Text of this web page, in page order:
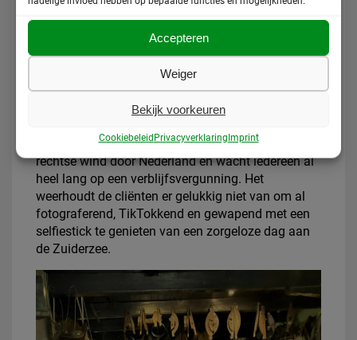
Accepteren
Weiger
Bekijk voorkeuren
CookiebeleidPrivacyverklaringImprint
hetzelfde dak als de mensen en ook daar kun je
Het lijkt onze cliënten wel te bevallen in het
Holland van vervlogen tijden. Het is een soort
droomlandschap zonder problemen. Heerlijk om
daarbuiten is het toch echt 2024, waait er een gure
rechtse wind door Nederland en wacht iedereen al
heel lang op een verblijfsvergunning. Het
weerhoudt de cliënten er gelukkig niet van om al
fotograferend, TikTokkend en gewapend met een
selfiestick te genieten van een zorgeloze dag aan
de Zuiderzee.